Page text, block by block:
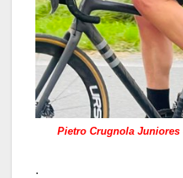
Pietro Crugnola
.